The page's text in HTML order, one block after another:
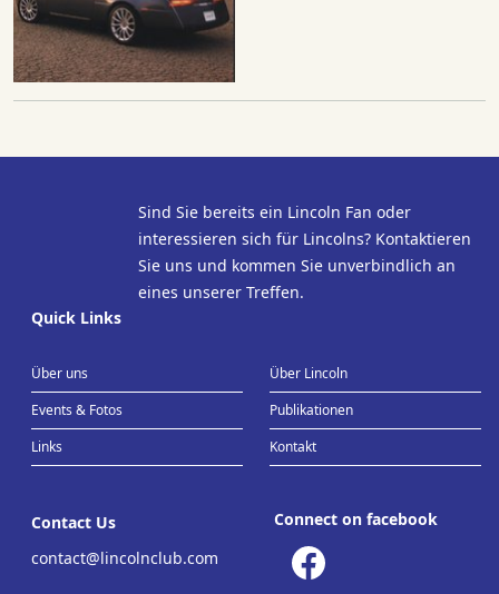
Sind Sie bereits ein Lincoln Fan oder
interessieren sich für Lincolns? Kontaktieren
Sie uns und kommen Sie unverbindlich an
eines unserer Treffen.
Quick Links
Über uns
Events & Fotos
Links
Über Lincoln
Publikationen
Kontakt
Contact Us
contact@lincolnclub.com
Connect on facebook